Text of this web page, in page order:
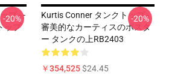
プ - -
ップ
-20%
Kurtis Conner タンクトップ -
審美的なカーティスのポスタ
ー タンクの上RB2403
￥354,525$24.45
-20%